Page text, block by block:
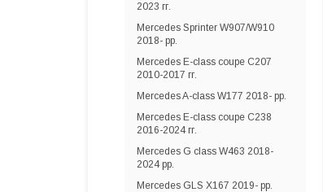
2023 гг.
Mercedes Sprinter W907/W910
2018- рр.
Mercedes E-сlass coupe C207
2010-2017 гг.
Mercedes A-сlass W177 2018- рр.
Mercedes E-class coupe C238
2016-2024 гг.
Mercedes G сlass W463 2018-
2024 рр.
Mercedes GLS X167 2019- рр.